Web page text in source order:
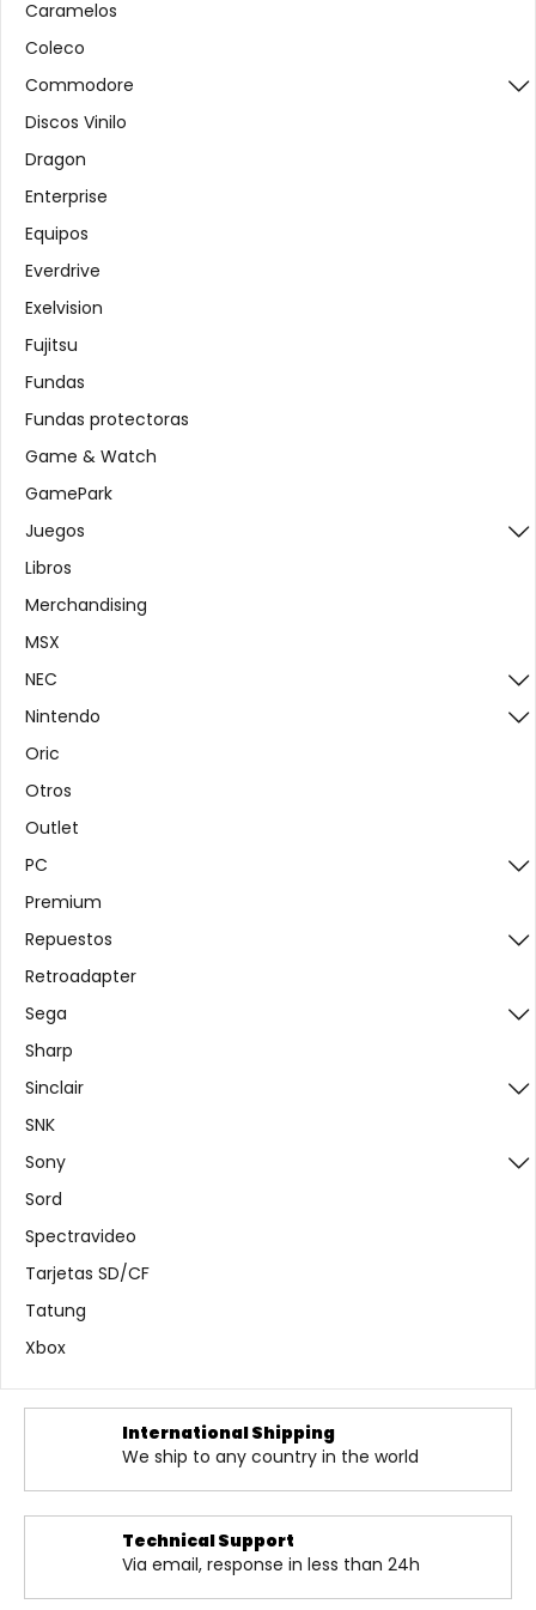
Caramelos
Coleco
Commodore
Discos Vinilo
Dragon
Enterprise
Equipos
Everdrive
Exelvision
Fujitsu
Fundas
Fundas protectoras
Game & Watch
GamePark
Juegos
Libros
Merchandising
MSX
NEC
Nintendo
Oric
Otros
Outlet
PC
Premium
Repuestos
Retroadapter
Sega
Sharp
Sinclair
SNK
Sony
Sord
Spectravideo
Tarjetas SD/CF
Tatung
Xbox
International Shipping
We ship to any country in the world
Technical Support
Via email, response in less than 24h